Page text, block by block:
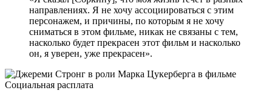
направлениях. Я не хочу ассоциироваться с этим
персонажем, и причины, по которым я не хочу
сниматься в этом фильме, никак не связаны с тем,
насколько будет прекрасен этот фильм и насколько
он, я уверен, уже прекрасен».